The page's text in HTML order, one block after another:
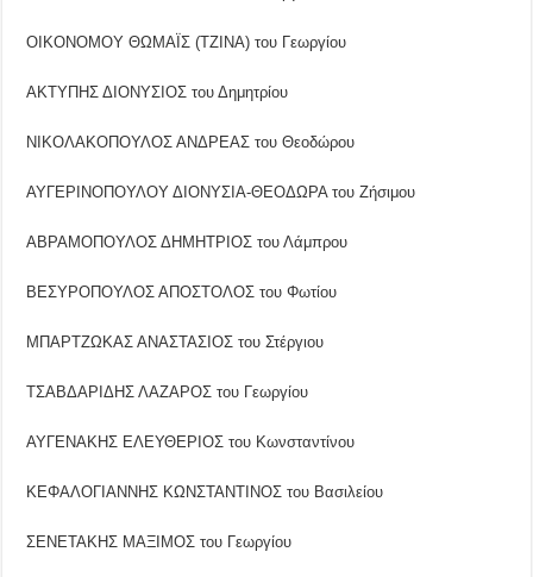
ΟΙΚΟΝΟΜΟΥ ΘΩΜΑΪΣ (ΤΖΙΝΑ) του Γεωργίου
ΑΚΤΥΠΗΣ ΔΙΟΝΥΣΙΟΣ του Δημητρίου
ΝΙΚΟΛΑΚΟΠΟΥΛΟΣ ΑΝΔΡΕΑΣ του Θεοδώρου
ΑΥΓΕΡΙΝΟΠΟΥΛΟΥ ΔΙΟΝΥΣΙΑ-ΘΕΟΔΩΡΑ του Ζήσιμου
ΑΒΡΑΜΟΠΟΥΛΟΣ ΔΗΜΗΤΡΙΟΣ του Λάμπρου
ΒΕΣΥΡΟΠΟΥΛΟΣ ΑΠΟΣΤΟΛΟΣ του Φωτίου
ΜΠΑΡΤΖΩΚΑΣ ΑΝΑΣΤΑΣΙΟΣ του Στέργιου
ΤΣΑΒΔΑΡΙΔΗΣ ΛΑΖΑΡΟΣ του Γεωργίου
ΑΥΓΕΝΑΚΗΣ ΕΛΕΥΘΕΡΙΟΣ του Κωνσταντίνου
ΚΕΦΑΛΟΓΙΑΝΝΗΣ ΚΩΝΣΤΑΝΤΙΝΟΣ του Βασιλείου
ΣΕΝΕΤΑΚΗΣ ΜΑΞΙΜΟΣ του Γεωργίου